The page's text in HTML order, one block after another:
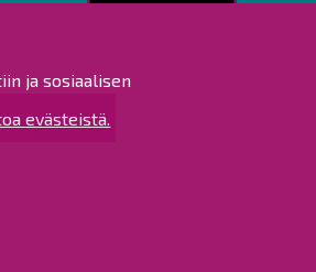
ja sosiaalisen
evästeistä.